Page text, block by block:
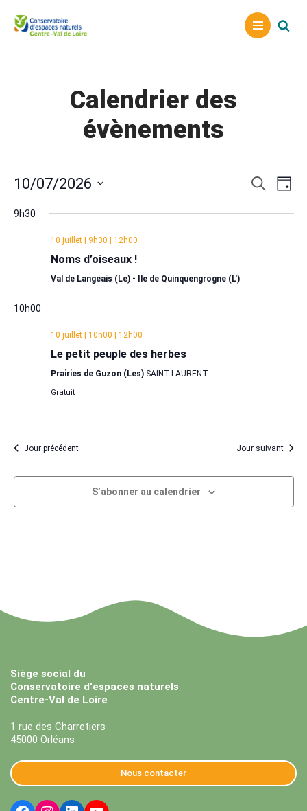
Aller
Calendrier des
évènements
et
Recherche
Jour
10/07/2026
une
9h30
10 juillet | 9h30 | 12h00
Noms d’oiseaux !
Val de Langeais (Le) - Ile de Quinquengrogne (L')
10h00
10 juillet | 10h00 | 12h00
Le petit peuple des herbes
Prairies de Guzon (Les) SAINT-LAURENT
Gratuit
Jour précédent Jour suivant
S’abonner au calendrier
Siège social du
Conservatoire d'espaces naturels
Centre-Val de Loire
1 rue des Charretiers
45000 Orléans
Nous contacter